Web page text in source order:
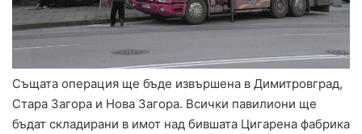
Същата операция ще бъде извършена в Димитровград,
Стара Загора и Нова Загора. Всички павилиони ще
бъдат складирани в имот над бившата Цигарена фабрика